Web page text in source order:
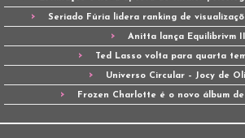
Seriado Fúria lidera ranking de
Anitta lança Equilibrivm II
Ted Lasso volta para quarta
Universo Circular – Jocy de
Frozen Charlotte é o novo álbum